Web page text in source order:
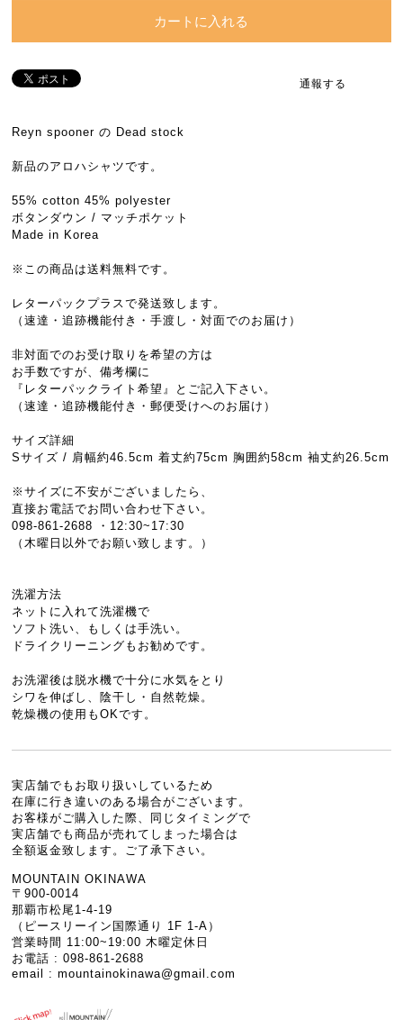
カートに入れる
通報する
Reyn spooner の Dead stock
新品のアロハシャツです。
55% cotton 45% polyester
ボタンダウン / マッチポケット
Made in Korea
※この商品は送料無料です。
レターパックプラスで発送致します。
（速達・追跡機能付き・手渡し・対面でのお届け）
非対面でのお受け取りを希望の方は
お手数ですが、備考欄に
『レターパックライト希望』とご記入下さい。
（速達・追跡機能付き・郵便受けへのお届け）
サイズ詳細
Sサイズ / 肩幅約46.5cm 着丈約75cm 胸囲約58cm 袖丈約26.5cm
※サイズに不安がございましたら、
直接お電話でお問い合わせ下さい。
098-861-2688 ・12:30~17:30
（木曜日以外でお願い致します。）
洗濯方法
ネットに入れて洗濯機で
ソフト洗い、もしくは手洗い。
ドライクリーニングもお勧めです。
お洗濯後は脱水機で十分に水気をとり
シワを伸ばし、陰干し・自然乾燥。
乾燥機の使用もOKです。
実店舗でもお取り扱いしているため
在庫に行き違いのある場合がございます。
お客様がご購入した際、同じタイミングで
実店舗でも商品が売れてしまった場合は
全額返金致します。ご了承下さい。
MOUNTAIN OKINAWA
〒900-0014
那覇市松尾1-4-19
（ピースリーイン国際通り 1F 1-A）
営業時間 11:00~19:00 木曜定休日
お電話 : 098-861-2688
email :mountainokinawa@gmail.com